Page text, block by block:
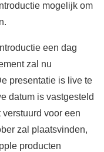
mogelijk om
een dag
zal nu
presentatie is live te
datum is vastgesteld
voor een
zal plaatsvinden,
producten